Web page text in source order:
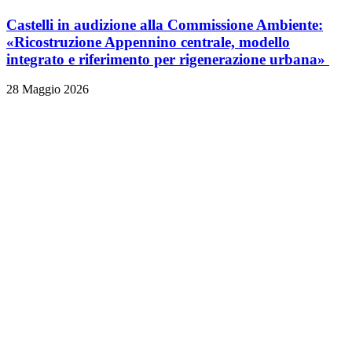
Castelli in audizione alla Commissione Ambiente:
«Ricostruzione Appennino centrale, modello
integrato e riferimento per rigenerazione urbana»
28 Maggio 2026